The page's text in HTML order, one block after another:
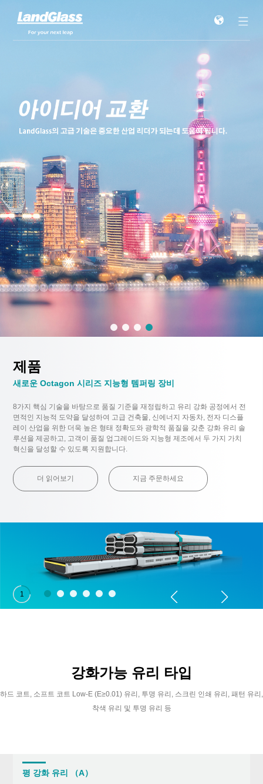
제품
새로운 Octagon 시리즈 지능형 템퍼링 장비
8가지 핵심 기술을 바탕으로 품질 기준을 재정립하고 유리 강화 공정에서 전
면적인 지능적 도약을 달성하여 고급 건축물, 신에너지 자동차, 전자 디스플
레이 산업을 위한 더욱 높은 형태 정확도와 광학적 품질을 갖춘 강화 유리 솔
루션을 제공하고, 고객이 품질 업그레이드와 지능형 제조에서 두 가지 가치
혁신을 달성할 수 있도록 지원합니다.
더 읽어보기 지금 주문하세요
1
강화가능 유리 타입
하드 코트, 소프트 코트 Low-E (E≥0.01) 유리, 투명 유리, 스크린 인쇄 유리, 패턴 유리,
착색 유리 및 투명 유리 등
평 강화 유리 （A）